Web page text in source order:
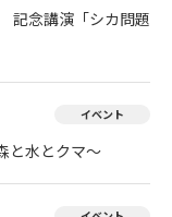
記念講演「シカ問題
イベント
と水とクマ～